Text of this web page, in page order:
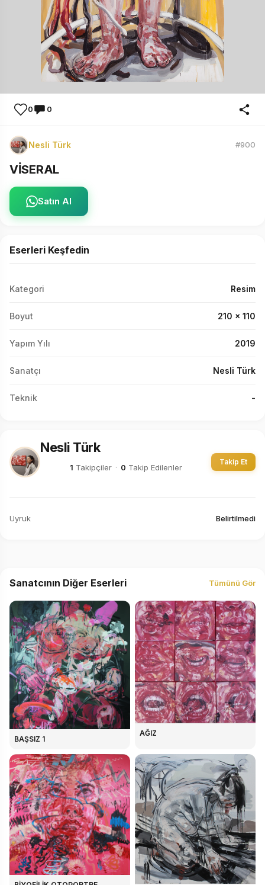
0 0
Nesli Türk #900
VİSERAL
Satın Al
Eserleri Keşfedin
Kategori Resim
Boyut 210 x 110
Yapım Yılı 2019
Sanatçı Nesli Türk
Teknik -
Nesli Türk
1 Takipçiler · 0 Takip Edilenler
Takip Et
Uyruk Belirtilmedi
Sanatcının Diğer Eserleri Tümünü Gör
BAŞSIZ 1
AĞIZ